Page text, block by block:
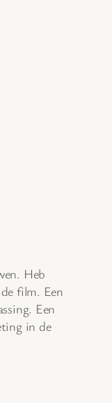
Heb
film. Een
Een
in de